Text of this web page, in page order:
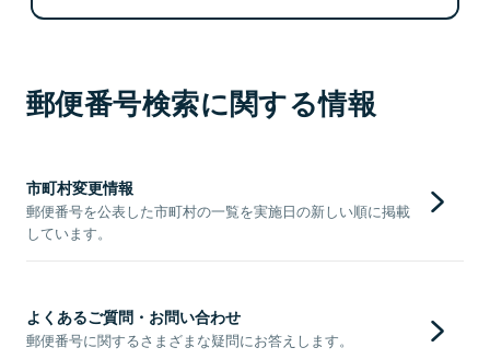
郵便番号検索に関する情報
市町村変更情報
郵便番号を公表した市町村の一覧を実施日の新しい順に掲載
しています。
よくあるご質問・お問い合わせ
郵便番号に関するさまざまな疑問にお答えします。